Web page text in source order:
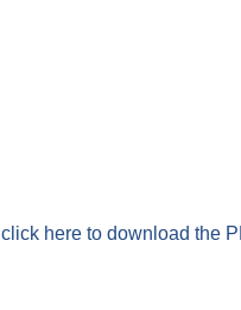
click here to download the